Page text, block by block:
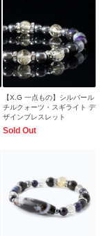
【X.G 一点もの】シルバール
チルクォーツ・スギライト デ
ザインブレスレット
Sold Out